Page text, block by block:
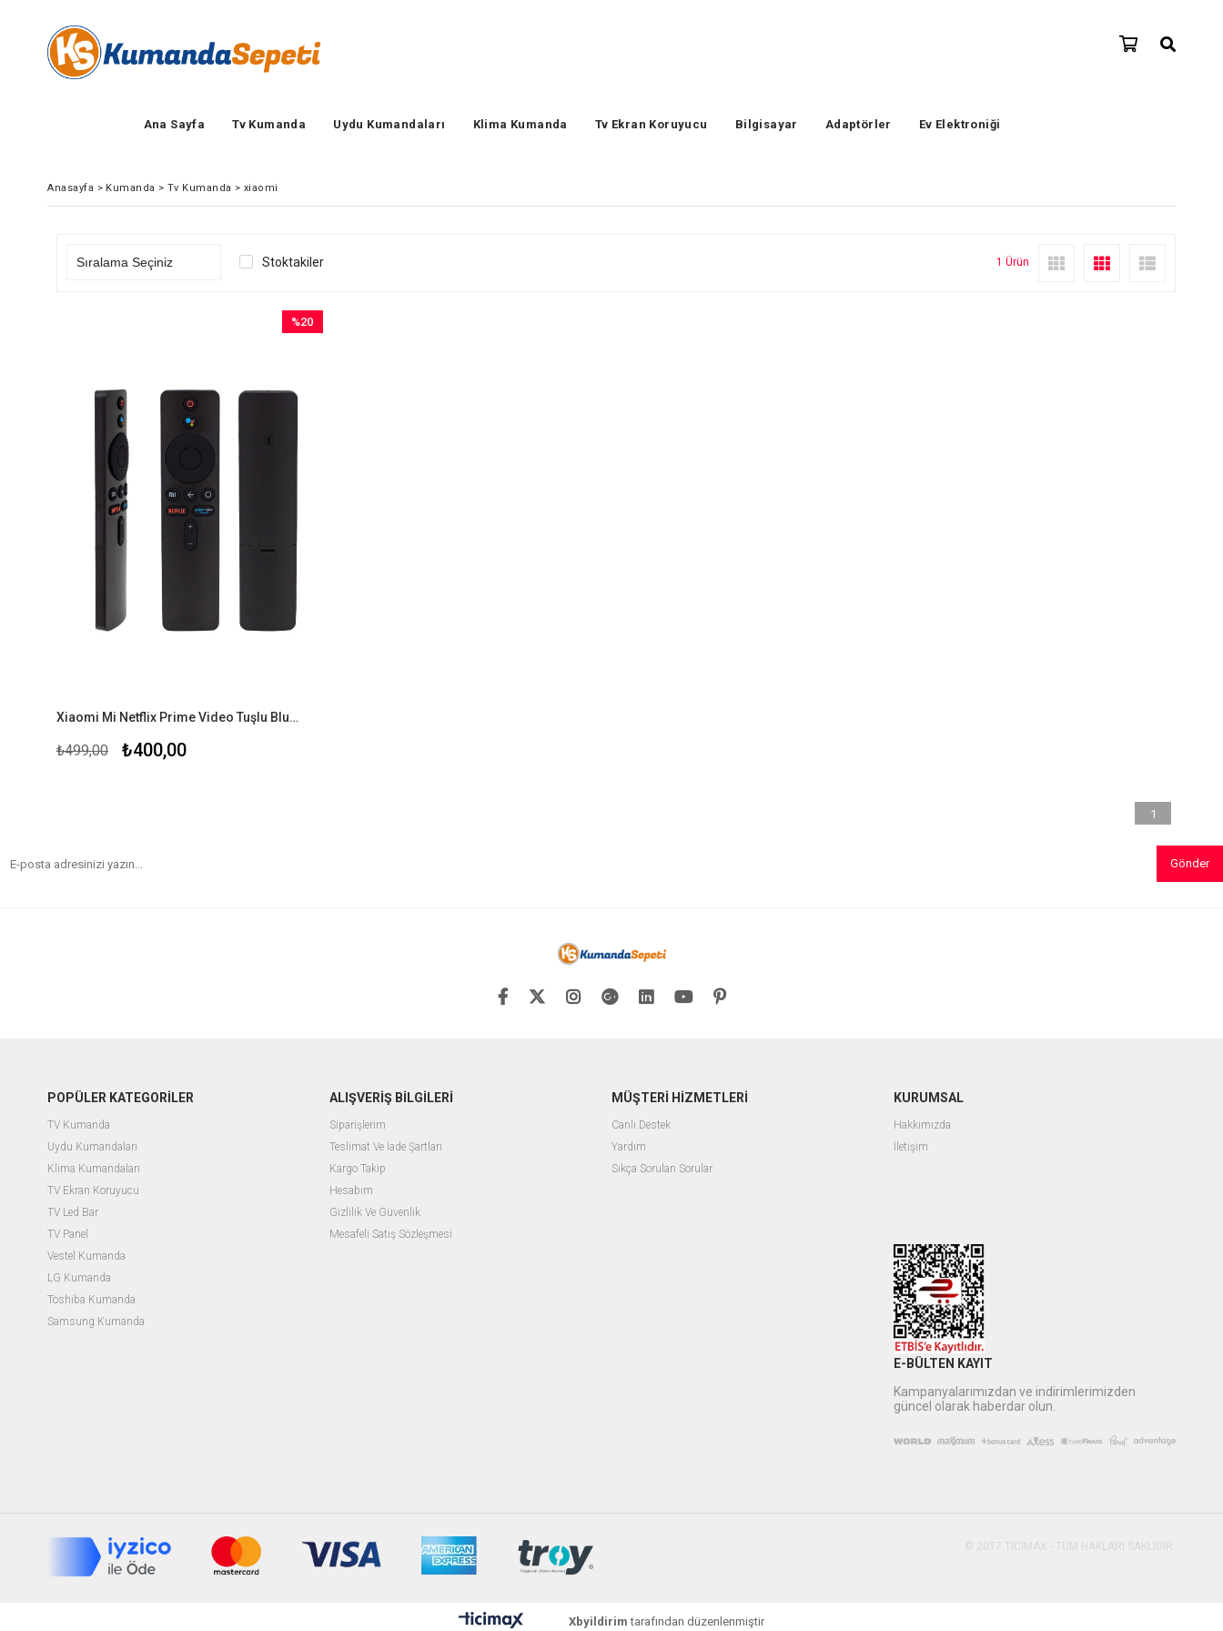
Ana Sayfa Tv Kumanda Uydu Kumandaları Klima Kumanda Tv Ekran Koruyucu Bilgisayar Adaptörler Ev Elektroniği
Anasayfa > Kumanda > Tv Kumanda > xiaomi
Stoktakiler 1 Ürün
Xiaomi Mi Netflix Prime Video Tuşlu Bluetoothlu Lcd-Led Tv Kumandası
₺400,00
₺499,00
%20
1
Gönder
POPÜLER KATEGORİLER
TV Kumanda
Uydu Kumandaları
Klima Kumandaları
TV Ekran Koruyucu
TV Led Bar
TV Panel
Vestel Kumanda
LG Kumanda
Toshiba Kumanda
Samsung Kumanda
ALIŞVERİŞ BİLGİLERİ
Siparişlerim
Teslimat Ve İade Şartları
Kargo Takip
Hesabım
Gizlilik Ve Güvenlik
Mesafeli Satış Sözleşmesi
MÜŞTERİ HİZMETLERİ
Canlı Destek
Yardım
Sıkça Sorulan Sorular
KURUMSAL
Hakkımızda
İletişim
E-BÜLTEN KAYIT
Kampanyalarımızdan ve indirimlerimizden
güncel olarak haberdar olun.
© 2017 TİCİMAX - TÜM HAKLARI SAKLIDIR.
Xbyildirim tarafından düzenlenmiştir